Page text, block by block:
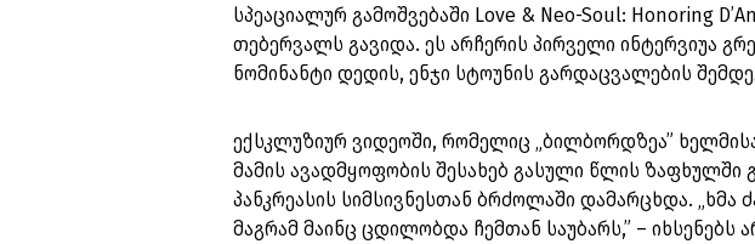
სპეაციალურ გამოშვებაში Love & Neo-Soul: Honoring
თებერვალს გავიდა. ეს არჩერის პირველი ინტერვიუა
ნომინანტი დედის, ენჯი სტოუნის გარდაცვალების
ექსკლუზიურ ვიდეოში, რომელიც „ბილბორდზეა”
მამის ავადმყოფობის შესახებ გასული წლის ზაფხულში
პანკრეასის სიმსივნესთან ბრძოლაში დამარცხდა.
მაგრამ მაინც ცდილობდა ჩემთან საუბარს,” – იხსენებს